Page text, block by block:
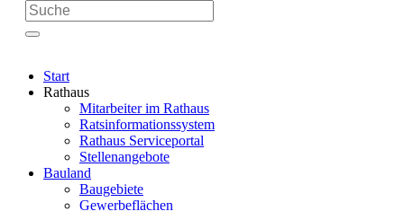
Start
Rathaus
Mitarbeiter im Rathaus
Ratsinformationssystem
Rathaus Serviceportal
Stellenangebote
Bauland
Baugebiete
Gewerbeflächen